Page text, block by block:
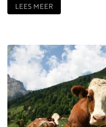
LEES MEER